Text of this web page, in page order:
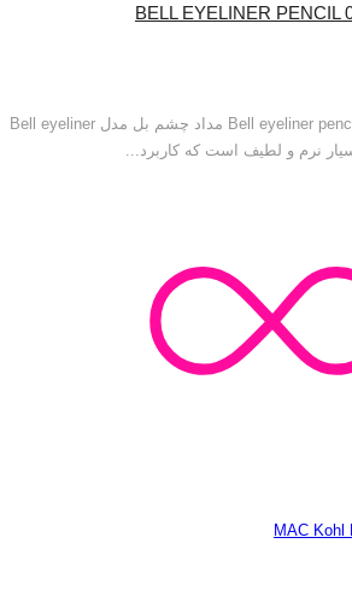
مداد چشم بل مدل Bell eyeliner pencil 03M6 مداد چشم بل مدل Bell eyeliner